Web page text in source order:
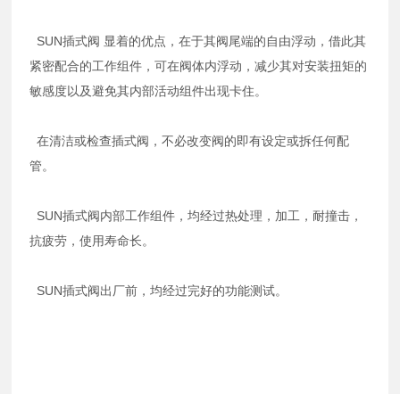
SUN插式阀 显着的优点，在于其阀尾端的自由浮动，借此其
紧密配合的工作组件，可在阀体内浮动，减少其对安装扭矩的
敏感度以及避免其内部活动组件出现卡住。
在清洁或检查插式阀，不必改变阀的即有设定或拆任何配
管。
SUN插式阀内部工作组件，均经过热处理，加工，耐撞击，
抗疲劳，使用寿命长。
SUN插式阀出厂前，均经过完好的功能测试。